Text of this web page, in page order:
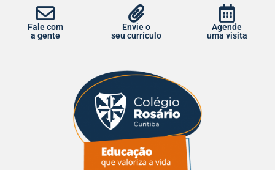
Fale com
a gente
Envie o
seu currículo
Agende
uma visita